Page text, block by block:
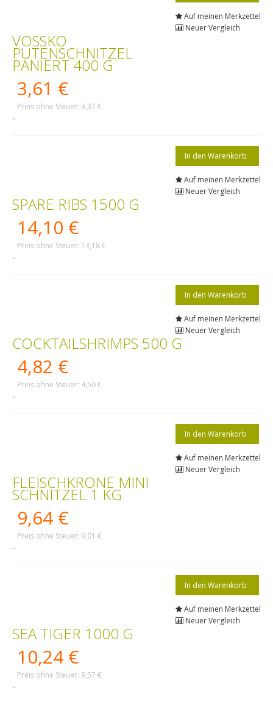
Auf meinen Merkzettel
Neuer Vergleich
VOSSKO
PUTENSCHNITZEL
PANIERT 400 G
3,61 €
Preis ohne Steuer: 3,37 €
..
Auf meinen Merkzettel
Neuer Vergleich
SPARE RIBS 1500 G
14,10 €
Preis ohne Steuer: 13,18 €
..
Auf meinen Merkzettel
Neuer Vergleich
COCKTAILSHRIMPS 500 G
4,82 €
Preis ohne Steuer: 4,50 €
..
Auf meinen Merkzettel
Neuer Vergleich
FLEISCHKRONE MINI
SCHNITZEL 1 KG
9,64 €
Preis ohne Steuer: 9,01 €
..
Auf meinen Merkzettel
Neuer Vergleich
SEA TIGER 1000 G
10,24 €
Preis ohne Steuer: 9,57 €
..